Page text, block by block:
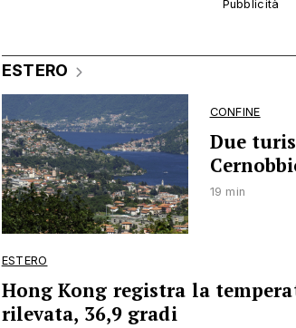
ESTERO
CONFINE
Due
19 min
ESTERO
Hong Kong registra la
rilevata, 36,9 gradi